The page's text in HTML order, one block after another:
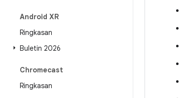
Android XR
Ringkasan
Buletin 2026
Chromecast
Ringkasan